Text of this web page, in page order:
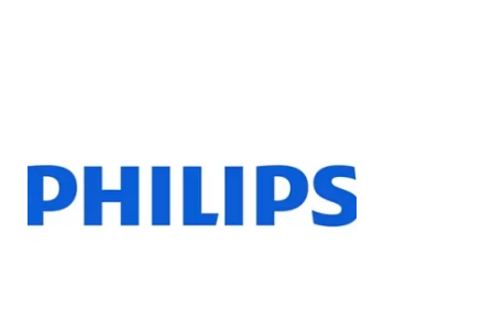
Försäljningsvillkor